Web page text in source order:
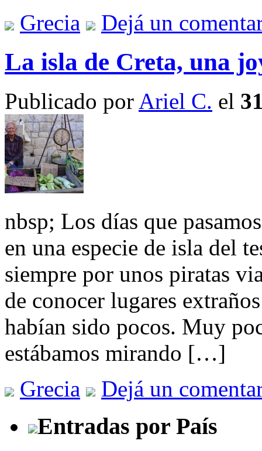
Grecia
Dejá un
La isla de Creta, una
Publicado por Ariel C. el
nbsp; Los días que
en una especie de isla del
siempre por unos piratas
de conocer lugares
habían sido pocos. Muy
estábamos mirando […]
Grecia
Dejá un
Entradas por País